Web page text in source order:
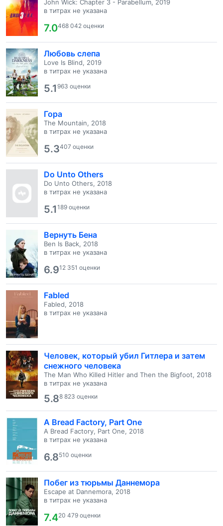
John Wick: Chapter 3 - Parabellum, 2019
в титрах не указана
7.0468 042 оценки
Любовь слепа
Love Is Blind, 2019
в титрах не указана
5.1963 оценки
Гора
The Mountain, 2018
в титрах не указана
5.3407 оценки
Do Unto Others
Do Unto Others, 2018
в титрах не указана
5.1189 оценки
Вернуть Бена
Ben Is Back, 2018
в титрах не указана
6.912 351 оценки
Fabled
Fabled, 2018
в титрах не указана
Человек, который убил Гитлера и затем
снежного человека
The Man Who Killed Hitler and Then the Bigfoot, 2018
в титрах не указана
5.88 823 оценки
A Bread Factory, Part One
A Bread Factory, Part One, 2018
в титрах не указана
6.8510 оценки
Побег из тюрьмы Даннемора
Escape at Dannemora, 2018
в титрах не указана
7.420 479 оценки